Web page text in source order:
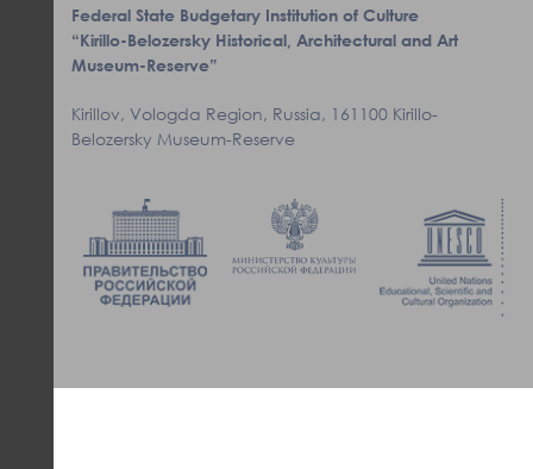
Federal State Budgetary Institution of Culture
“Kirillo-Belozersky Historical, Architectural and Art
Museum-Reserve”
Kirillov, Vologda Region, Russia, 161100 Kirillo-
Belozersky Museum-Reserve